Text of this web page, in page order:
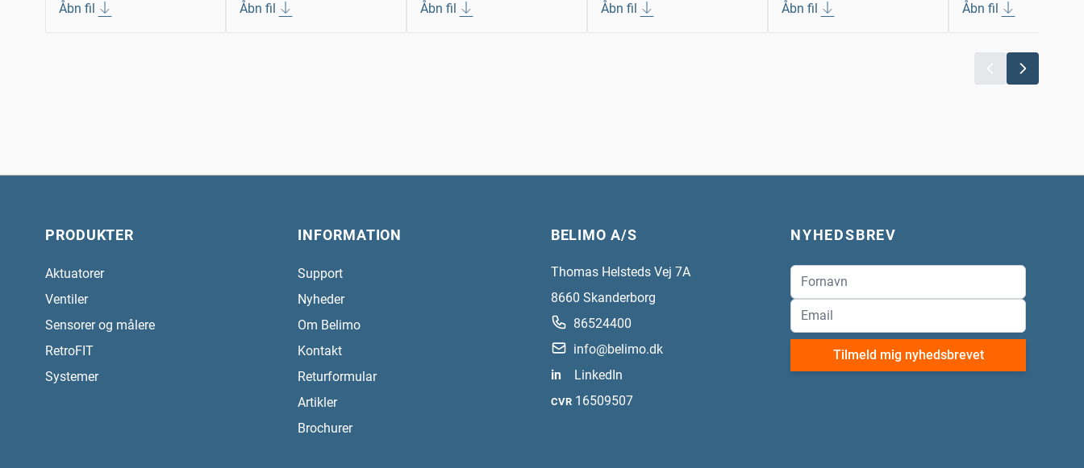
Åbn fil Åbn fil Åbn fil Åbn fil Åbn fil Åbn fil
PRODUKTER
Aktuatorer
Ventiler
Sensorer og målere
RetroFIT
Systemer
INFORMATION
Support
Nyheder
Om Belimo
Kontakt
Returformular
Artikler
Brochurer
BELIMO A/S
Thomas Helsteds Vej 7A
8660 Skanderborg
86524400
info@belimo.dk
in
LinkedIn
CVR 16509507
NYHEDSBREV
Tilmeld mig nyhedsbrevet